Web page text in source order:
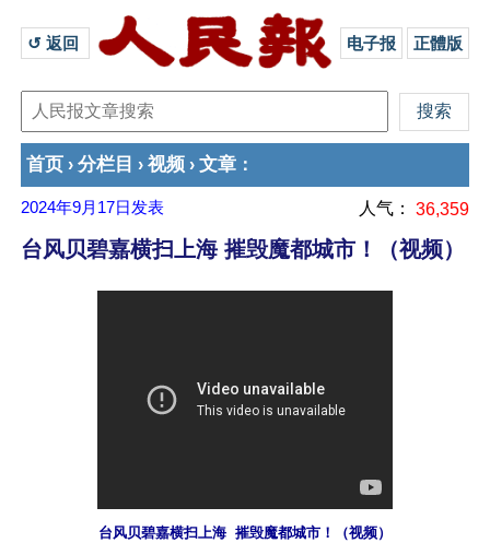
↺ 返回 电子报 正體版
首页 › 分栏目 › 视频 › 文章 ：
2024年9月17日 发表 人气： 36,359
台风贝碧嘉横扫上海 摧毁魔都城市！（视频）
台风贝碧嘉横扫上海  摧毁魔都城市！（视频）